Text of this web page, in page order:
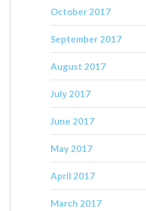
October 2017
September 2017
August 2017
July 2017
June 2017
May 2017
April 2017
March 2017